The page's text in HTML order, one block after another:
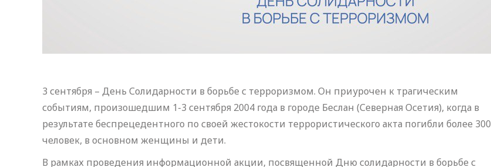
3 сентября – День Солидарности в борьбе с терроризмом. Он приурочен к трагическим
событиям, произошедшим 1-3 сентября 2004 года в городе Беслан (Северная Осетия), когда в
результате беспрецедентного по своей жестокости террористического акта погибли более 300
человек, в основном женщины и дети.
В рамках проведения информационной акции, посвященной Дню солидарности в борьбе с